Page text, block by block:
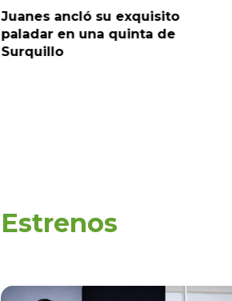
Juanes ancló su exquisito
paladar en una quinta de
Surquillo
Estrenos